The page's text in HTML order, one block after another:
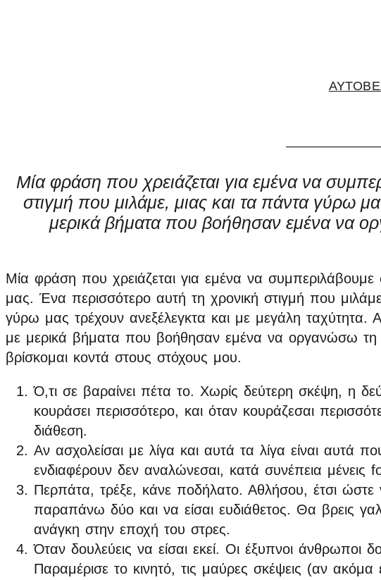
Μία φράση που χρειάζεται για εμένα να
στιγμή που μιλάμε, μιας και τα πάντα γύρω
μερικά βήματα που βοήθησαν εμένα να
Μία φράση που χρειάζεται για εμένα να συμπεριλάβουμε
μας. Ένα περισσότερο αυτή τη χρονική στιγμή που
γύρω μας τρέχουν ανεξέλεγκτα και με μεγάλη ταχύτητα.
με μερικά βήματα που βοήθησαν εμένα να οργανώσω τη
βρίσκομαι κοντά στους στόχους μου.
Ό,τι σε βαραίνει πέτα το. Χωρίς δεύτερη σκέψη, η
κουράσει περισσότερο, και όταν κουράζεσαι
διάθεση.
Αν ασχολείσαι με λίγα και αυτά τα λίγα είναι αυτά
ενδιαφέρουν δεν αναλώνεσαι, κατά συνέπεια
Περπάτα, τρέξε, κάνε ποδήλατο. Αθλήσου, έτσι ώστε
παραπάνω δύο και να είσαι ευδιάθετος. Θα βρεις
ανάγκη στην εποχή του στρες.
Όταν δουλεύεις να είσαι εκεί. Οι έξυπνοι άνθρωποι
Παραμέρισε το κινητό, τις μαύρες σκέψεις (αν ακόμα